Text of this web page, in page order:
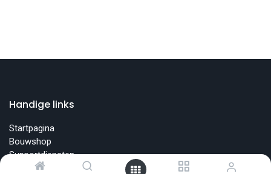
Handige links
Startpagina
Bouwshop
Supportdiensten
Opleidingen